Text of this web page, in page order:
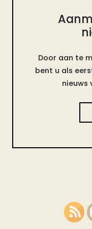
Door aan te
bent u als
nieuws